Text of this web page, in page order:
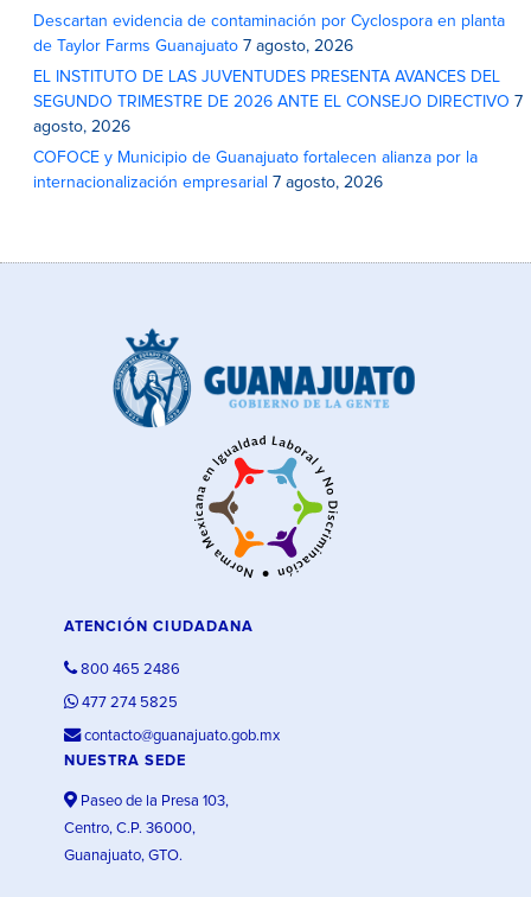
Descartan evidencia de contaminación por Cyclospora en planta
de Taylor Farms Guanajuato 7 agosto, 2026
EL INSTITUTO DE LAS JUVENTUDES PRESENTA AVANCES DEL
SEGUNDO TRIMESTRE DE 2026 ANTE EL CONSEJO DIRECTIVO 7
agosto, 2026
COFOCE y Municipio de Guanajuato fortalecen alianza por la
internacionalización empresarial 7 agosto, 2026
ATENCIÓN CIUDADANA
800 465 2486
477 274 5825
contacto@guanajuato.gob.mx
NUESTRA SEDE
Paseo de la Presa 103,
Centro, C.P. 36000,
Guanajuato, GTO.